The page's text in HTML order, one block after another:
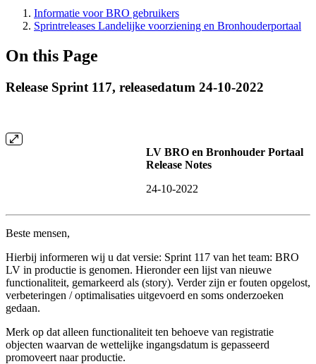
Informatie voor BRO gebruikers
Sprintreleases Landelijke voorziening en Bronhouderportaal
On this Page
Release Sprint 117, releasedatum 24-10-2022
LV BRO en Bronhouder Portaal
Release Notes
24-10-2022
Beste mensen,
Hierbij informeren wij u dat versie: Sprint 117 van het team: BRO
LV in productie is genomen. Hieronder een lijst van nieuwe
functionaliteit, gemarkeerd als (story). Verder zijn er fouten opgelost,
verbeteringen / optimalisaties uitgevoerd en soms onderzoeken
gedaan.
Merk op dat alleen functionaliteit ten behoeve van registratie
objecten waarvan de wettelijke ingangsdatum is gepasseerd
promoveert naar productie.